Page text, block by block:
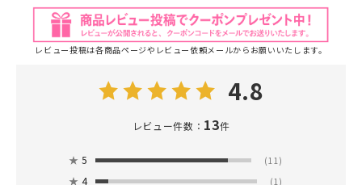
レビュー投稿は各商品ページやレビュー依頼メールからお願いいたします。
4.8
レビュー件数： 13件
★ 5 (11)
★ 4 (1)